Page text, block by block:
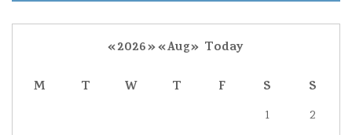
«2026»«Aug» Today
M
T W T F S S
1 2